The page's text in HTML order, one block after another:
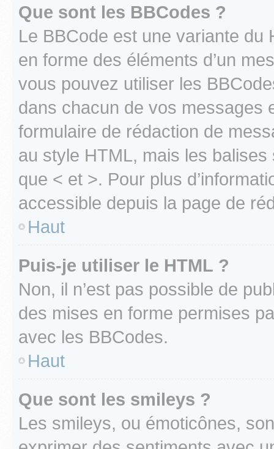
Que sont les BBCodes ?
Le BBCode est une variante du
en forme des éléments d’un
vous pouvez utiliser les
dans chacun de vos messages
formulaire de rédaction de
au style HTML, mais les
que < et >. Pour plus
accessible depuis la page de
Haut
Puis-je utiliser le HTML ?
Non, il n’est pas possible de
des mises en forme permises
avec les BBCodes.
Haut
Que sont les smileys ?
Les smileys, ou émoticônes,